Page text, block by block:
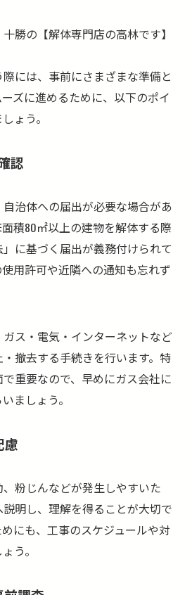
勝の【解体専門店の高林です】
には、事前にさまざまな準備と
ズに進めるために、以下のポイ
ょう。
認
治体への届出が必要な場合があ
積80㎡以上の建物を解体する際
に基づく届出が義務付けられて
用許可や近隣への通知も忘れず
ス・電気・インターネットなど
撤去する手続きを行います。特
重要なので、早めにガス会社に
ましょう。
慮
粉じんなどが発生しやすいた
明し、理解を得ることが大切で
にも、工事のスケジュールや対
う。